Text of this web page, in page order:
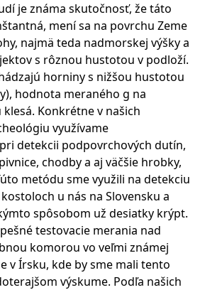
je známa skutočnosť, že táto
mení sa na povrchu Zeme
najmä teda nadmorskej výšky a
s rôznou hustotou v podloží.
horniny s nižšou hustotou
hodnota meraného g na
Konkrétne v našich
využívame
detekcii podpovrchových dutín,
chodby a aj väčšie hrobky,
metódu sme využili na detekciu
u nás na Slovensku a
spôsobom už desiatky krýpt.
testovacie merania nad
komorou vo veľmi známej
v Írsku, kde by sme mali tento
výskume. Podľa našich